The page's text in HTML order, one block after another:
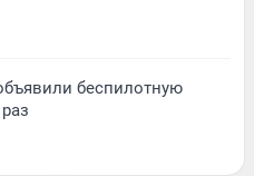
беспилотную